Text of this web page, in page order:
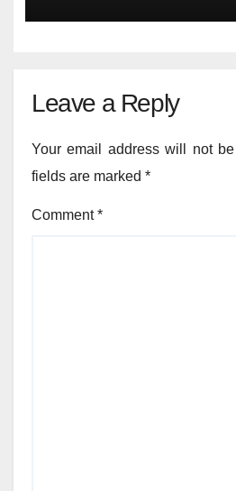
Leave a Reply
Your email address will not
fields are marked *
Comment*